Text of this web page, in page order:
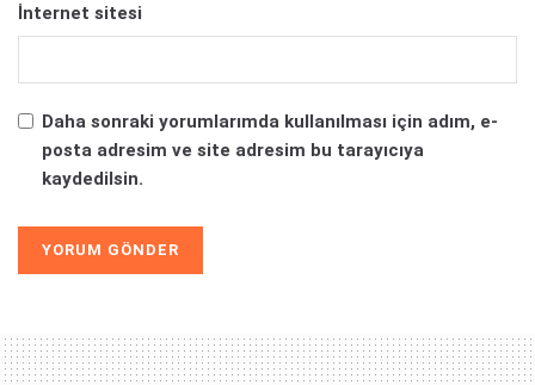
İnternet sitesi
Daha sonraki yorumlarımda kullanılması için adım, e-
posta adresim ve site adresim bu tarayıcıya
kaydedilsin.